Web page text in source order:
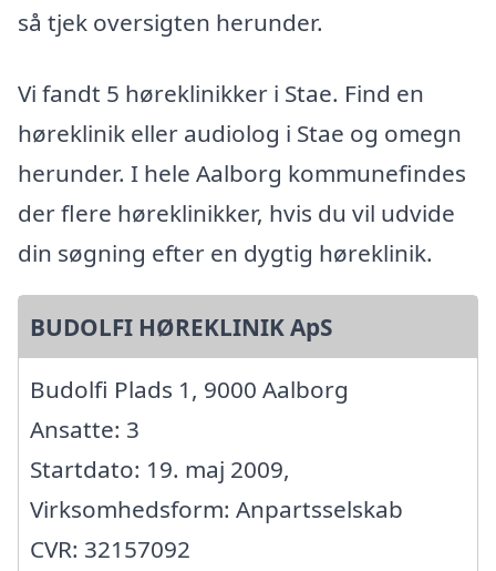
så tjek oversigten herunder.
Vi fandt 5 høreklinikker i Stae. Find en
høreklinik eller audiolog i Stae og omegn
herunder. I hele Aalborg kommunefindes
der flere høreklinikker, hvis du vil udvide
din søgning efter en dygtig høreklinik.
BUDOLFI HØREKLINIK ApS
Budolfi Plads 1, 9000 Aalborg
Ansatte: 3
Startdato: 19. maj 2009,
Virksomhedsform: Anpartsselskab
CVR: 32157092